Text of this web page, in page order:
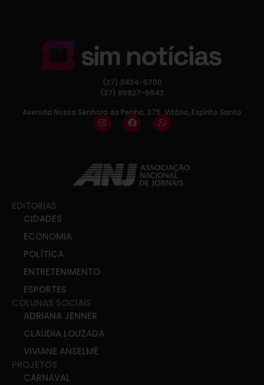
(27) 3434-5700
(27) 99927-6943
Avenida Nossa Senhora da Penha, 275, Vitória, Espírito Santo
EDITORIAS
CIDADES
ECONOMIA
POLÍTICA
ENTRETENIMENTO
ESPORTES
COLUNAS SOCIAIS
ADRIANA JENNER
CLAUDIA LOUZADA
VIVIANE ANSELMÉ
PROJETOS
CARNAVAL